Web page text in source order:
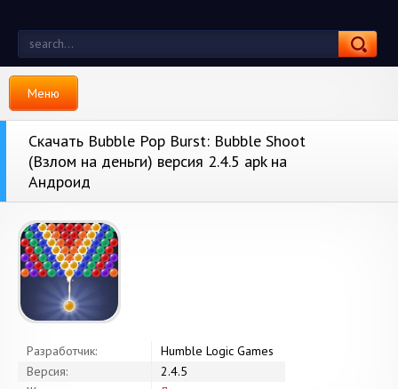
Меню
Скачать Bubble Pop Burst: Bubble Shoot
(Взлом на деньги) версия 2.4.5 apk на
Андроид
Разработчик:
Humble Logic Games
Версия:
2.4.5